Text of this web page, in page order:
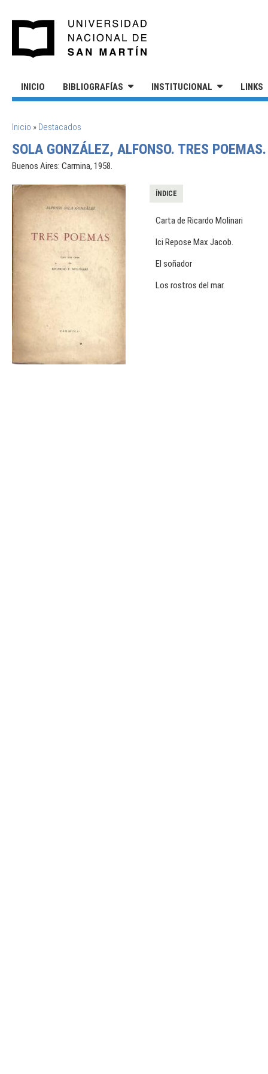
INICIO BIBLIOGRAFÍAS INSTITUCIONAL LINKS
SE ENCUENTRA USTED AQUÍ
Inicio » Destacados
SOLA GONZÁLEZ, ALFONSO. TRES POEMAS.
Buenos Aires: Carmina, 1958.
ÍNDICE
Carta de Ricardo Molinari
Ici Repose Max Jacob.
El soñador
Los rostros del mar.